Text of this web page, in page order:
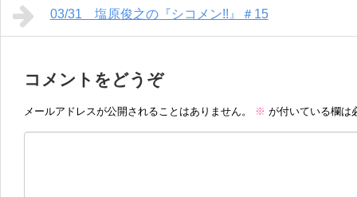
03/31 塩原俊之の『シコメン!!』＃15
コメントをどうぞ
メールアドレスが公開されることはありません。 ※ が付いている欄は